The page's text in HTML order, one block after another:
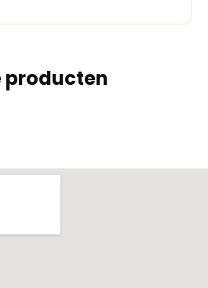
producten